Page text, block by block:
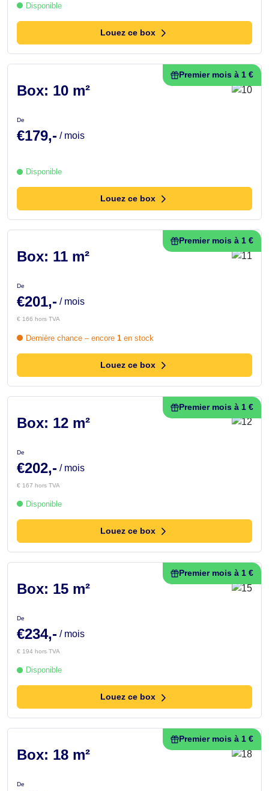
Disponible
Louez ce box
Premier mois à 1 €
Box: 10 m²
De
€179,- / mois
Disponible
Louez ce box
Premier mois à 1 €
Box: 11 m²
De
€201,- / mois
€ 166 hors TVA
Dernière chance – encore 1 en stock
Louez ce box
Premier mois à 1 €
Box: 12 m²
De
€202,- / mois
€ 167 hors TVA
Disponible
Louez ce box
Premier mois à 1 €
Box: 15 m²
De
€234,- / mois
€ 194 hors TVA
Disponible
Louez ce box
Premier mois à 1 €
Box: 18 m²
De